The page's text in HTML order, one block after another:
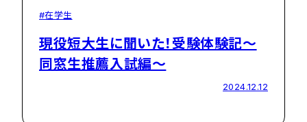
#在学生
現役短大生に聞いた！受験体験記～
同窓生推薦入試編～
2024.12.12